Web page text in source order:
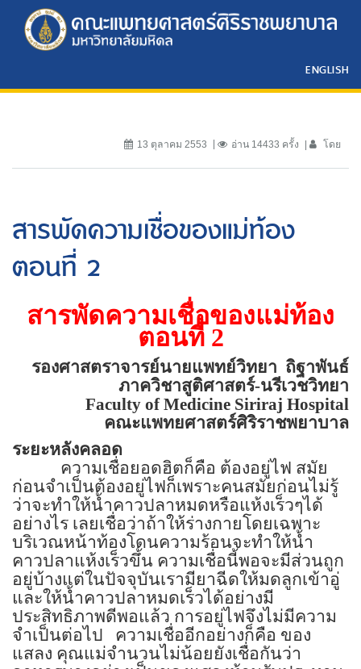
ENGLISH
13 ตุลาคม 2553 อ่าน 14433 ครั้ง โดย
สารพัดความเชื่อของแม่ท้อง
ตอนที่ 2
สารพัดความเชื่อของแม่ท้อง
ตอนที่2
รองศาสตราจารย์นายแพทย์วิทยา ถิฐาพันธ์
ภาควิชาสูติศาสตร์-นรีเวชวิทยา
Faculty ofMedicine Siriraj Hospital
คณะแพทยศาสตร์ศิริราชพยาบาล
ระยะหลังคลอด
ความเชื่อยอดฮิตก็คือ ต้องอยู่ไฟ สมัย
ก่อนจำเป็นต้องอยู่ไฟก็เพราะคนสมัยก่อนไม่รู้
ว่าจะทำให้น้ำคาวปลาหมดหรือแห้งเร็วๆได้
อย่างไร เลยเชื่อว่าถ้าให้ร่างกายโดยเฉพาะ
บริเวณหน้าท้องโดนความร้อนจะทำให้น้ำ
คาวปลาแห้งเร็วขึ้น ความเชื่อนี้พอจะมีส่วนถูก
อยู่บ้างแต่ในปัจจุบันเรามียาฉีดให้มดลูกเข้าอู่
และให้น้ำคาวปลาหมดเร็วได้อย่างมี
ประสิทธิภาพดีพอแล้ว การอยู่ไฟจึงไม่มีความ
จำเป็นต่อไป
ความเชื่ออีกอย่างก็คือ ของ
แสลง คุณแม่จำนวนไม่น้อยยังเชื่อกันว่า